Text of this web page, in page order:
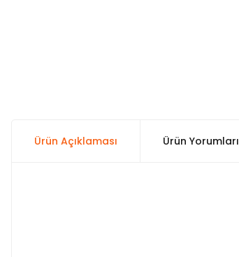
Ürün Açıklaması Ürün Yorumları